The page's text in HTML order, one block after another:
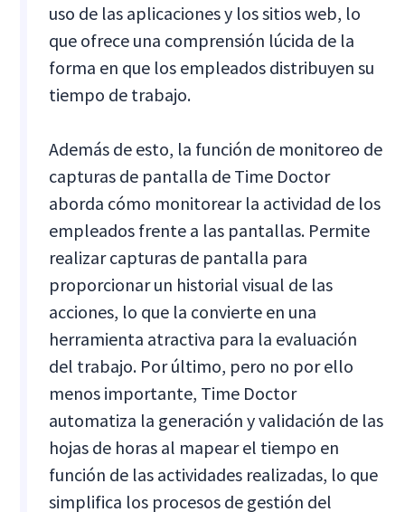
uso de las aplicaciones y los sitios web, lo
que ofrece una comprensión lúcida de la
forma en que los empleados distribuyen su
tiempo de trabajo.
Además de esto, la función de monitoreo de
capturas de pantalla de Time Doctor
aborda cómo monitorear la actividad de los
empleados frente a las pantallas. Permite
realizar capturas de pantalla para
proporcionar un historial visual de las
acciones, lo que la convierte en una
herramienta atractiva para la evaluación
del trabajo. Por último, pero no por ello
menos importante, Time Doctor
automatiza la generación y validación de las
hojas de horas al mapear el tiempo en
función de las actividades realizadas, lo que
simplifica los procesos de gestión del